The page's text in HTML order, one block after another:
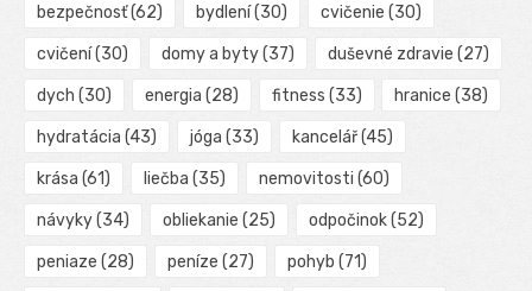
bezpečnosť(62) bydlení(30) cvičenie (30)
cvičení(30) domy a byty(37) duševné zdravie (27)
dych (30) energia (28) fitness (33) hranice (38)
hydratácia (43) jóga (33) kancelář(45)
krása (61) liečba (35) nemovitosti (60)
návyky(34) obliekanie (25) odpočinok(52)
peniaze (28) peníze (27) pohyb (71)